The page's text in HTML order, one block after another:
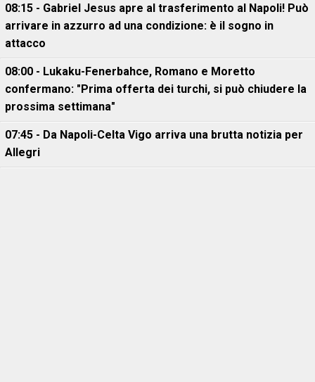
08:15 - Gabriel Jesus apre al trasferimento al Napoli! Può
arrivare in azzurro ad una condizione: è il sogno in
attacco
08:00 - Lukaku-Fenerbahce, Romano e Moretto
confermano: "Prima offerta dei turchi, si può chiudere la
prossima settimana"
07:45 - Da Napoli-Celta Vigo arriva una brutta notizia per
Allegri